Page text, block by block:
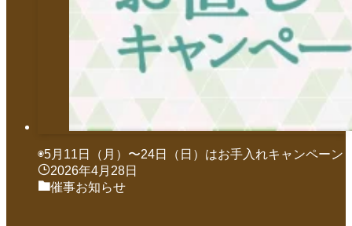
◉5月11日（月）〜24日（日）はお手入れキャンペーン
2026年4月28日
催事お知らせ